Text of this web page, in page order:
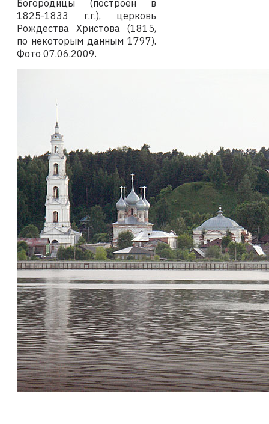
Богородицы (построен в
1825-1833 г.г.), церковь
Рождества Христова (1815,
по некоторым данным 1797).
Фото 07.06.2009.